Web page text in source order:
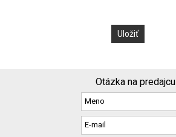
Otázka na predajcu